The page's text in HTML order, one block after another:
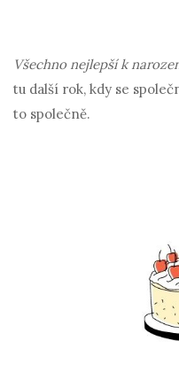
Všechno nejlepší k
tu další rok, kdy se
to společně.